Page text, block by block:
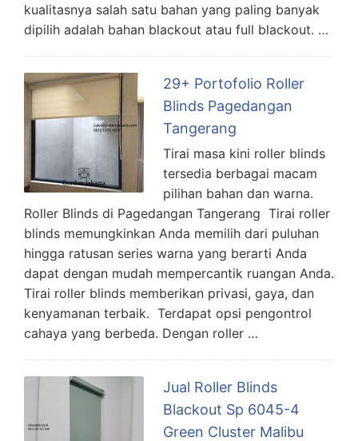
kualitasnya salah satu bahan yang paling banyak
dipilih adalah bahan blackout atau full blackout. …
29+ Portofolio Roller
Blinds Pagedangan
Tangerang
Tirai masa kini roller blinds
tersedia berbagai macam
pilihan bahan dan warna.
Roller Blinds di Pagedangan Tangerang Tirai roller
blinds memungkinkan Anda memilih dari puluhan
hingga ratusan series warna yang berarti Anda
dapat dengan mudah mempercantik ruangan Anda.
Tirai roller blinds memberikan privasi, gaya, dan
kenyamanan terbaik. Terdapat opsi pengontrol
cahaya yang berbeda. Dengan roller …
Jual Roller Blinds
Blackout Sp 6045-4
Green Cluster Malibu